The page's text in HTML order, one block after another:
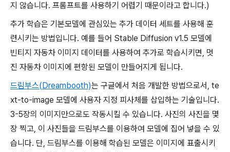
지 않습니다. 프롬프트를 사용하기 어렵기 때문이라고 합니다.)
추가 학습은 기본모델에 관심있는 추가 데이터 세트를 사용해 훈
련시키는 방법입니다. 예를 들어 Stable Diffusion v1.5 모델에
빈티지 자동차 이미지 데이터를 사용하여 추가로 학습시키면, 멋
진 자동차 이미지에 편항된 모델이 만들어지게 됩니다.
드림부스(Dreambooth)는 구글에서 처음 개발한 방법으로서, te
xt-to-image 모델에 사용자 지정 피사체를 삽입하는 기술입니다.
3-5장의 이미지만으로도 작동시킬 수 있습니다. 사진의 사진을 몇
장 찍고, 이 사진들을 드림부스를 이용하여 모델에 집어 넣을 수 있
습니다. 단, 드림부스를 이용해 학습된 모델은 이미지에 표출시키